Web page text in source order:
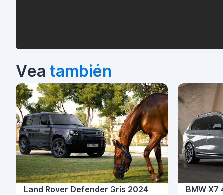
Vea también
Land Rover Defender Gris 2024 BMW X7